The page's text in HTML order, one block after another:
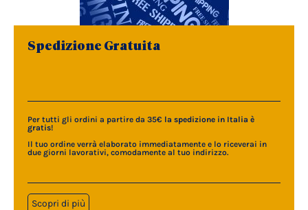
Spedizione Gratuita
Per tutti gli ordini a partire da 35€ la spedizione in Italia è
gratis!
Il tuo ordine verrà elaborato immediatamente e lo riceverai in
due giorni lavorativi, comodamente al tuo indirizzo.
Scopri di più